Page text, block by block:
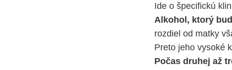
Ide o špecifickú
Alkohol, ktorý
rozdiel od matky
Preto jeho vysoké
Počas druhej až